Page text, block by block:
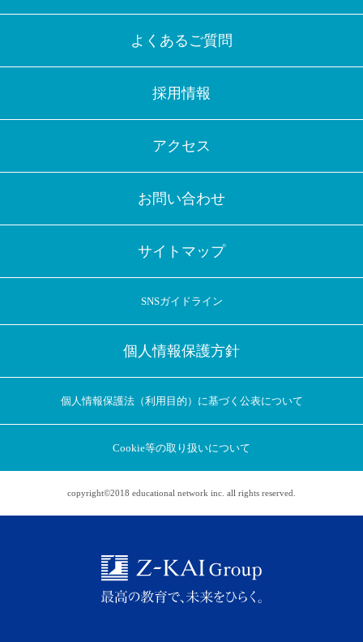
アプリに切り替えてみませんか
Web版で続行 アプリに切り替え
よくあるご質問
採用情報
アクセス
お問い合わせ
サイトマップ
SNSガイドライン
個人情報保護方針
個人情報保護法（利用目的）に基づく公表について
Cookie等の取り扱いについて
copyright©2018 educational network inc. all rights reserved.